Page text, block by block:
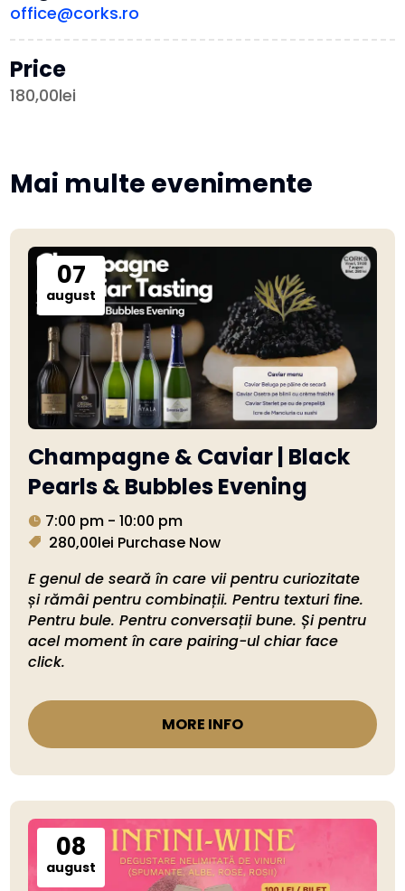
office@corks.ro
Price
180,00lei
Mai multe evenimente
07
august
Champagne & Caviar | Black
Pearls & Bubbles Evening
7:00 pm - 10:00 pm
280,00lei Purchase Now
E genul de seară în care vii pentru curiozitate
și rămâi pentru combinații. Pentru texturi fine.
Pentru bule. Pentru conversații bune. Și pentru
acel moment în care pairing-ul chiar face
click.
MORE INFO
08
august